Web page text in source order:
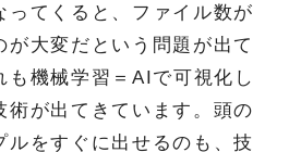
ってくると、ファイル数が
が大変だという問題が出て
も機械学習＝AIで可視化し
術が出てきています。頭の
ルをすぐに出せるのも、技